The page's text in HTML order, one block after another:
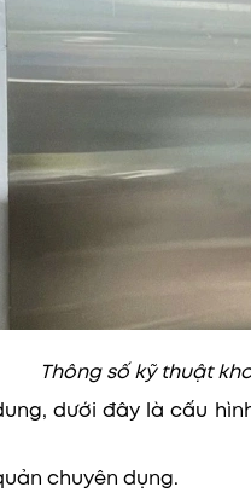
Thông số kỹ thuật
dưới đây là cấu
chuyên dụng.